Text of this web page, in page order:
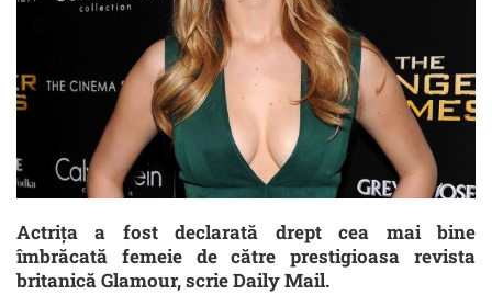
Actriţa a fost declarată drept cea mai bine
îmbrăcată femeie de către prestigioasa revista
britanică Glamour, scrie Daily Mail.